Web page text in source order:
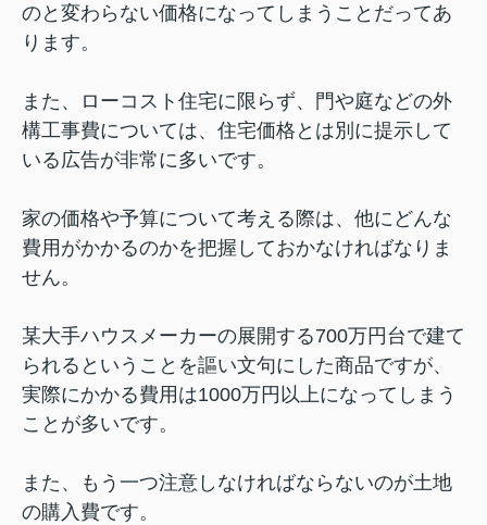
のと変わらない価格になってしまうことだってあ
ります。
また、ローコスト住宅に限らず、門や庭などの外
構工事費については、住宅価格とは別に提示して
いる広告が非常に多いです。
家の価格や予算について考える際は、他にどんな
費用がかかるのかを把握しておかなければなりま
せん。
某大手ハウスメーカーの展開する700万円台で建て
られるということを謳い文句にした商品ですが、
実際にかかる費用は1000万円以上になってしまう
ことが多いです。
また、もう一つ注意しなければならないのが土地
の購入費です。